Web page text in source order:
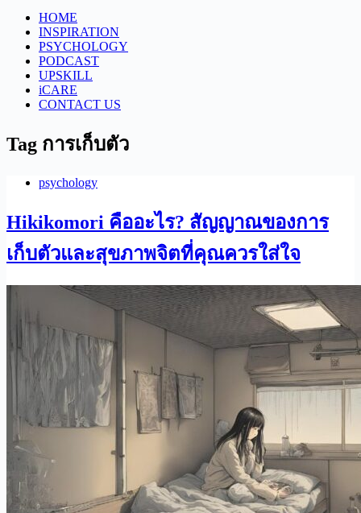
HOME
INSPIRATION
PSYCHOLOGY
PODCAST
UPSKILL
iCARE
CONTACT US
Tag การเก็บตัว
psychology
Hikikomori คืออะไร? สัญญาณของการ
เก็บตัวและสุขภาพจิตที่คุณควรใส่ใจ